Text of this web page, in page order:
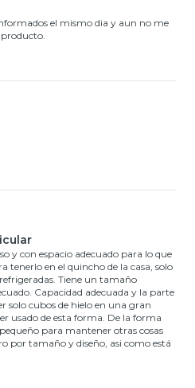
el mismo dia y aun no me
y con espacio adecuado para lo que
tenerlo en el quincho de la casa, solo
Tiene un tamaño
Capacidad adecuada y la parte
solo cubos de hielo en una gran
usado de esta forma. De la forma
para mantener otras cosas
por tamaño y diseño, asi como está